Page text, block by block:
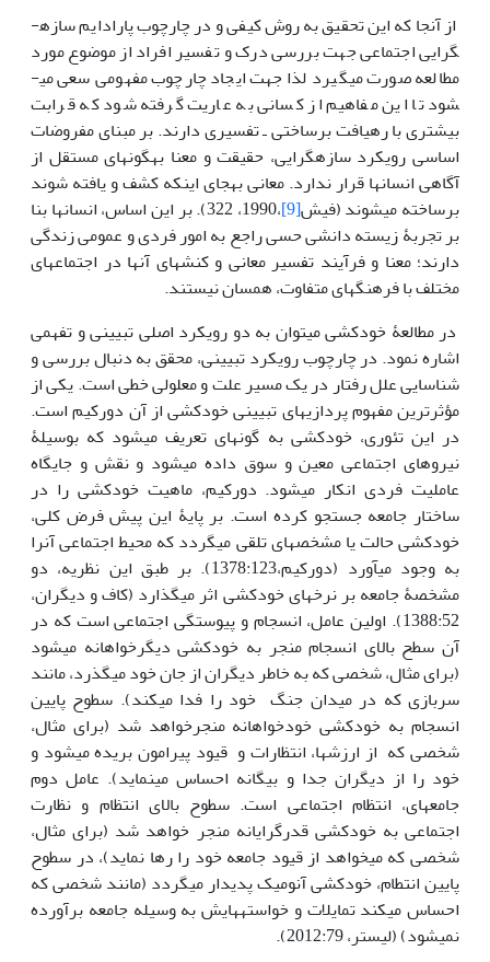
از آن­جا که این تحقیق به روش­ کیفی و در چارچوب پارادایم سازه­
گرایی اجتماعی جهت بررسی درک و تفسیر افراد از موضوع مورد
مطالعه صورت می­گیرد لذا جهت ایجاد چارچوب مفهومی سعی می­
شود تا این مفاهیم از کسانی به عاریت گرفته شود که قرابت
بیش­تری با رهیافت بر­ساختی ـ تفسیری دارند. بر مبنای مفروضات
اساسی رویکرد سازه­گرایی، حقیقت و معنا به­گونه­ای مستقل از
آگاهی انسان­ها قرار ندارد. معانی­ به­جای­ اینکه کشف و یافته شوند
بر­ساخته می­شوند (فیش[9]
،1990، 322). بر این اساس، انسان­ها بنا
بر تجربۀ زیسته­ دانشی حسی راجع به امور فردی و عمومی زندگی
دارند؛ معنا و فرآیند تفسیر معانی و کنش­های آن­ها در اجتماع­های
مختلف با فرهنگ­های متفاوت، همسان نیستند.
در مطالعۀ خودکشی می­توان به دو رویکرد اصلی تبیینی و تفهمی
اشاره نمود. در چارچوب رویکرد تبیینی، محقق به دنبال بررسی و
شناسایی علل رفتار در یک مسیر علت و معلولی خطی است. یکی از
مؤثرترین مفهوم پردازی­های تبیینی خودکشی از آن دورکیم است.
در این تئوری، خودکشی به گونه­ای تعریف می­شود که بوسیلۀ
نیروهای اجتماعی معین و سوق داده می­شود و نقش و جایگاه
عاملیت فردی انکار می­شود. دورکیم، ماهیت خودکشی را در
ساختار جامعه جستجو کرده است. بر پایۀ این پیش فرض کلی،
خودکشی حالت یا مشخصه­­ای تلقی می­گردد که محیط اجتماعی آن­را
به وجود می­آورد (دورکیم،1378:123). بر طبق این نظریه، دو
مشخصۀ جامعه بر نرخ­های خودکشی اثر می­گذارد (کاف و دیگران،
1388:52). اولین عامل، انسجام و پیوستگی اجتماعی است که در
آن سطح بالای انسجام منجر به خودکشی دیگرخواهانه می­شود
(برای مثال، شخصی که به خاطر دیگران از جان خود می­گذرد، مانند
سربازی که در میدان جنگ خود را فدا می­کند). سطوح پایین
انسجام به خودکشی خودخواهانه منجرخواهد شد (برای مثال،
شخصی که از ارزش­ها، انتظارات و قیود پیرامون بریده می­شود و
خود را از دیگران جدا و بیگانه احساس می­نماید). عامل دوم
جامعه­ای، انتظام اجتماعی است. سطوح بالای انتظام و نظارت
اجتماعی به خودکشی قدرگرایانه منجر خواهد شد (برای مثال،
شخصی که می­خواهد از قیود جامعه خود را رها نماید)، در سطوح
پایین انتطام، خودکشی آنومیک پدیدار می­گردد (مانند شخصی که
احساس می­کند تمایلات و خواسته­هایش به وسیله جامعه برآورده
نمی­شود) (لیستر، 2012:79).